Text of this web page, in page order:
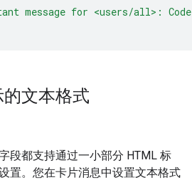
message for <users/all>:
文本格式
段都支持通过一小部分 HTML 标
置。您在卡片消息中设置文本格式